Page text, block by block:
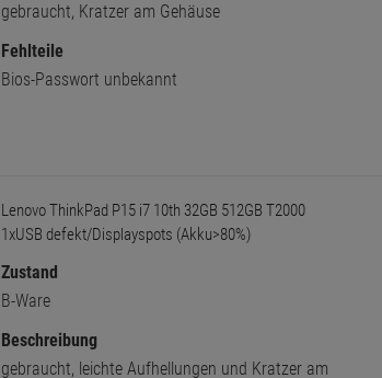
gebraucht, Kratzer am Gehäuse
Fehlteile
Bios-Passwort unbekannt
Lenovo ThinkPad P15 i7 10th 32GB 512GB T2000
1xUSB defekt/Displayspots (Akku>80%)
Zustand
B-Ware
Beschreibung
gebraucht, leichte Aufhellungen und Kratzer am